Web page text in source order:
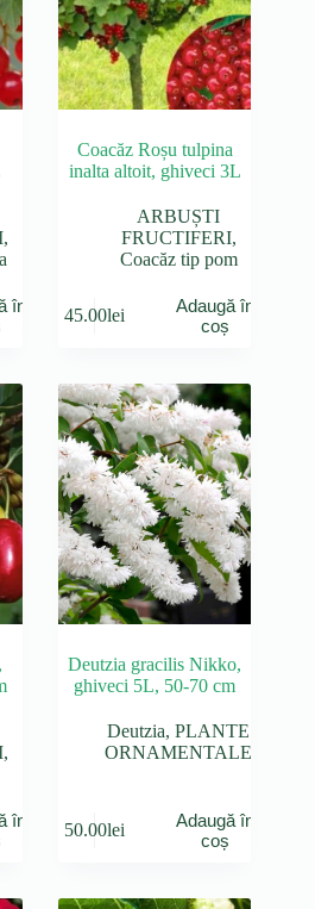
,
în
Coacăz Roșu tulpina
inalta altoit, ghiveci 3L
ARBUȘTI
FRUCTIFERI,
Coacăz tip pom
45.00lei
Adaugă în
coș
,
în
Deutzia gracilis Nikko,
ghiveci 5L, 50-70 cm
Deutzia,PLANTE
ORNAMENTALE
50.00lei
Adaugă în
coș